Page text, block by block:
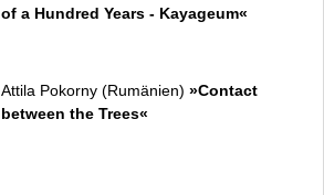
of a Hundred Years - Kayageum«
Attila Pokorny (Rumänien) »Contact
between the Trees«